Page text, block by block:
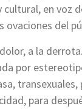
en voz
ovaciones del
a la
por
para